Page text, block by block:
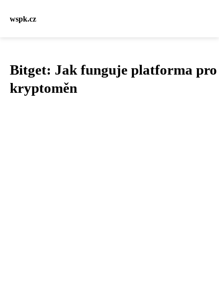
wspk.cz
Bitget: Jak funguje platforma
kryptoměn